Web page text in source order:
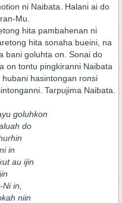
ni Naibata. Halani ai do
Mu.
hita pambahenan ni
hita sonaha bueini, na
bani goluhta on. Sonai do
on tontu pingkiranni Naibata
hasintongan ronsi
Tarpujima Naibata.
goluhkon
do
in
au ijin
in,
niin